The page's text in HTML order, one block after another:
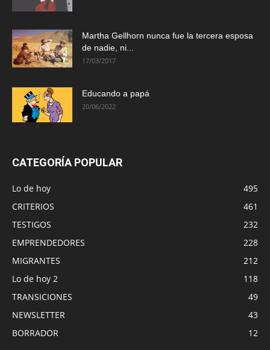
Martha Gellhorn nunca fue la tercera esposa
de nadie, ni...
17/03/2017
Educando a papá
20/06/2022
CATEGORÍA POPULAR
Lo de hoy
495
CRITERIOS
461
TESTIGOS
232
EMPRENDEDORES
228
MIGRANTES
212
Lo de hoy 2
118
TRANSICIONES
49
NEWSLETTER
43
BORRADOR
12